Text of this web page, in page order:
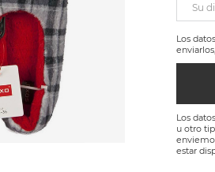
Su
Los
Los
u otro
estar